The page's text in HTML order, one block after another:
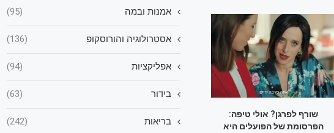
שורף לפרגן? אולי טיפה:
הפרסומת של הפועלים היא
אמנות ובמה (95)
אסטרולוגיה והורוסקופ (136)
אפליקציות (94)
בידור (63)
בריאות (242)